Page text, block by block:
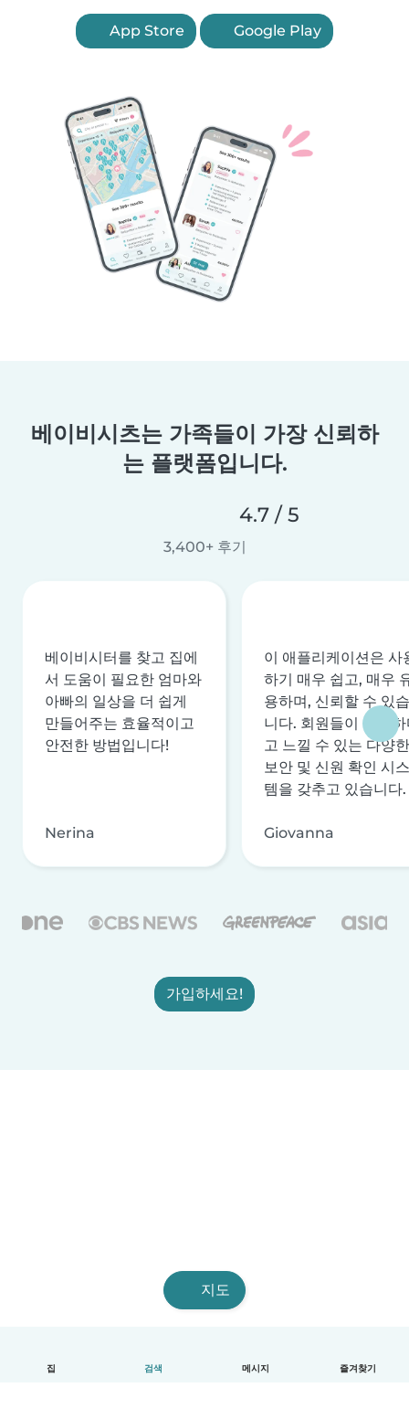
집 검색 메시지 즐겨찾기
App Store Google Play
베이비시츠는 가족들이 가장 신뢰하
는 플랫폼입니다.
4.7 / 5
3,400+ 후기
베이비시터를 찾고 집에
서 도움이 필요한 엄마와
아빠의 일상을 더 쉽게
만들어주는 효율적이고
안전한 방법입니다!
Nerina
이 애플리케이션은 사
하기 매우 쉽고, 매우
용하며, 신뢰할 수 있습
니다. 회원들이 안전
고 느낄 수 있는 다양한
보안 및 신원 확인 시스
템을 갖추고 있습니다.
Giovanna
가입하세요!
지도